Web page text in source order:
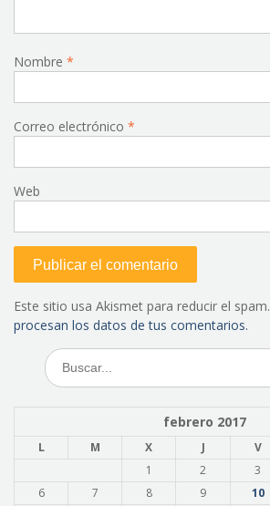
Nombre *
Correo electrónico *
Web
Este sitio usa Akismet para reducir el spam.
procesan los datos de tus comentarios.
Buscar:
febrero 2017
L M X J V
1
2 3
6
7 8 9 10